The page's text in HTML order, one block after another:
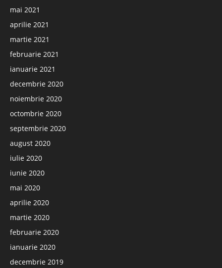
mai 2021
aprilie 2021
martie 2021
februarie 2021
ianuarie 2021
decembrie 2020
noiembrie 2020
octombrie 2020
septembrie 2020
august 2020
iulie 2020
iunie 2020
mai 2020
aprilie 2020
martie 2020
februarie 2020
ianuarie 2020
decembrie 2019